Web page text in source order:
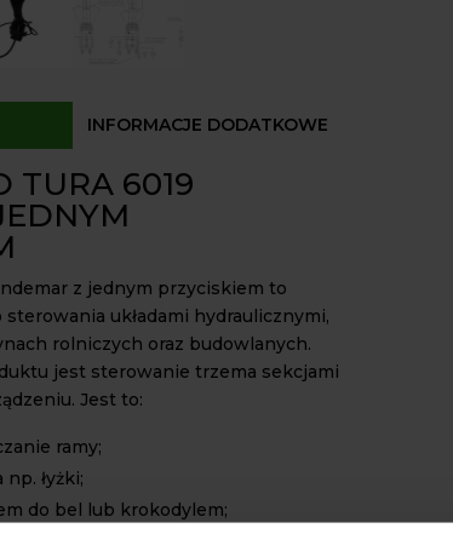
INFORMACJE DODATKOWE
TURA 6019
z jednym przyciskiem to
układami hydraulicznymi,
rolniczych oraz budowlanych.
jest sterowanie trzema sekcjami
Jest to:
ramy;
łyżki;
do bel lub krokodylem;